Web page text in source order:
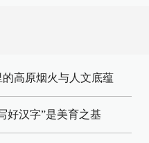
高原烟火与人文底蕴
好汉字”是美育之基